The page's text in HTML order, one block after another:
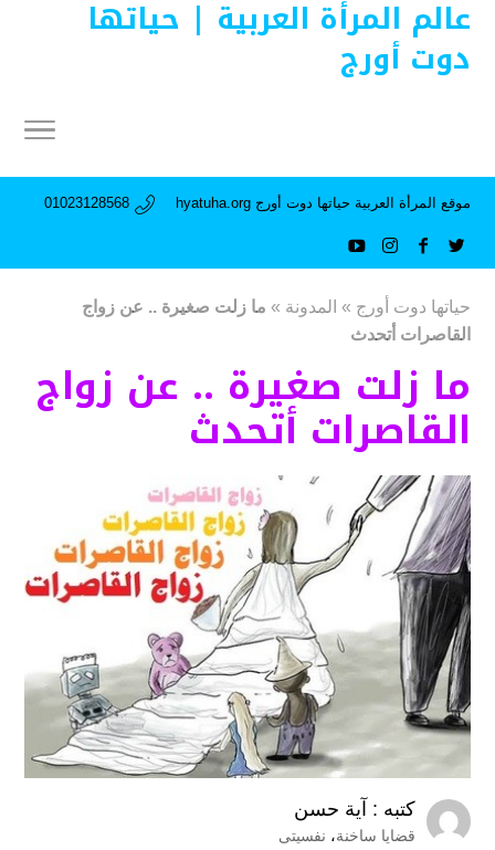
عالم المرأة العربية | حياتها
دوت أورج
موقع المرأة العربية حياتها دوت أورج hyatuha.org 01023128568
حياتها دوت أورج » المدونة » ما زلت صغيرة .. عن زواج
القاصرات أتحدث
ما زلت صغيرة .. عن زواج
القاصرات أتحدث
كتبه : آية حسن
قضايا ساخنة، نفسيتى